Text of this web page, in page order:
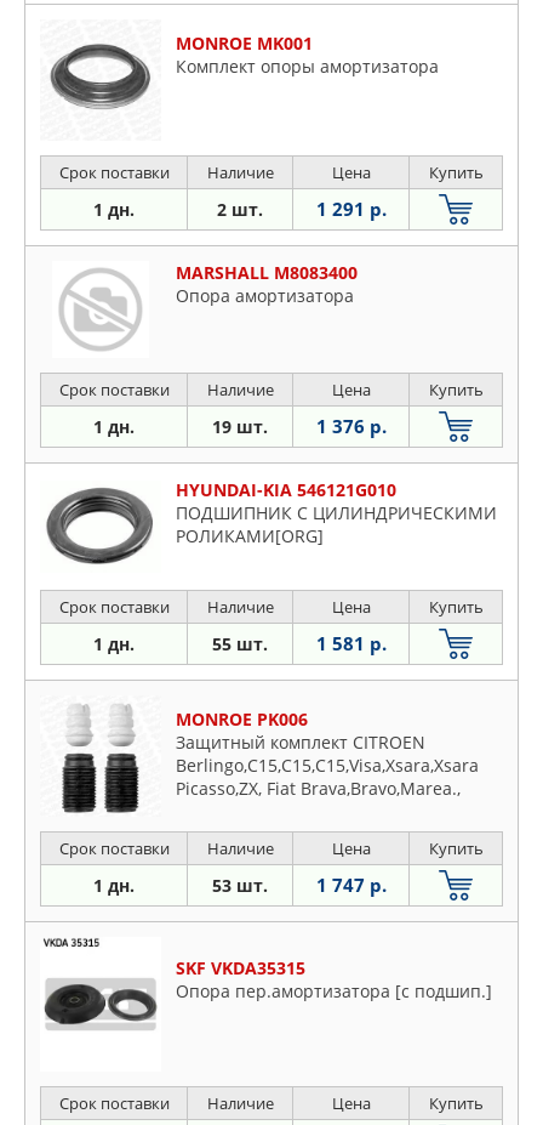
MONROE MK001
Комплект опоры амортизатора
Срок поставки Наличие Цена Купить
1 дн. 2 шт. 1 291 р.
MARSHALL M8083400
Опора амортизатора
Срок поставки Наличие Цена Купить
1 дн. 19 шт. 1 376 р.
HYUNDAI-KIA 546121G010
ПОДШИПНИК С ЦИЛИНДРИЧЕСКИМИ
РОЛИКАМИ[ORG]
Срок поставки Наличие Цена Купить
1 дн. 55 шт. 1 581 р.
MONROE PK006
Защитный комплект CITROEN
Berlingo,C15,C15,C15,Visa,Xsara,Xsara
Picasso,ZX, Fiat Brava,Bravo,Marea.,
104,106,205,305,306,309,405,Partner,
Срок поставки Наличие Цена Купить
1 дн. 53 шт. 1 747 р.
SKF VKDA35315
Опора пер.амортизатора [с подшип.]
Срок поставки Наличие Цена Купить